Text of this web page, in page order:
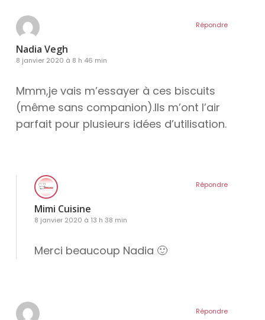
Nadia Vegh
8 janvier 2020 à 8 h 46 min
Mmm,je vais m’essayer à ces biscuits
(même sans companion).Ils m’ont l’air
parfait pour plusieurs idées d’utilisation.
Répondre
Mimi Cuisine
8 janvier 2020 à 13 h 38 min
Merci beaucoup Nadia 🙂
Répondre
Répondre